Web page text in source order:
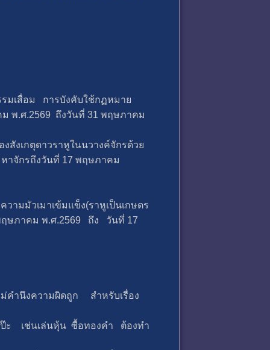
มเสื่อม การบังคับใช้กฏหมาย
พ.ศ.2569 ถึงวันที่ 31 พฤษภาคม
งเกตุดาวราหูในนวางค์จักรด้วย
าจักรถึงวันที่ 17 พฤษภาคม
มมัวเมาเข้มแข็ง(ราหูเป็นเกษตร
ษภาคม พ.ศ.2569 ถึง วันที่ 17
คำนึงความผิดถูก สำหรับเรื่อง
ป๊ะ เช่นเล่นหุ้น ซื้อทองคำ ต้องทำ